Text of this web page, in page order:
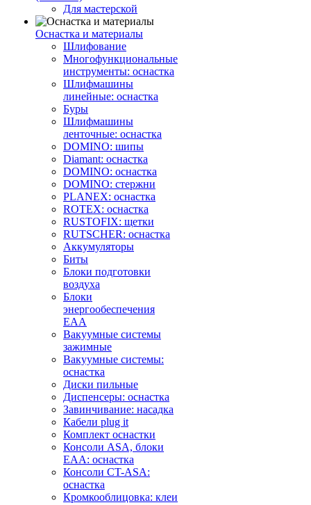
Для мастерской
Оснастка и материалы
Шлифование
Многофункциональные
инструменты: оснастка
Шлифмашины
линейные: оснастка
Буры
Шлифмашины
ленточные: оснастка
DOMINO: шипы
Diamant: оснастка
DOMINO: оснастка
DOMINO: стержни
PLANEX: оснастка
ROTEX: оснастка
RUSTOFIX: щетки
RUTSCHER: оснастка
Аккумуляторы
Биты
Блоки подготовки
воздуха
Блоки
энергообеспечения
EAA
Вакуумные системы
зажимные
Вакуумные системы:
оснастка
Диски пильные
Диспенсеры: оснастка
Завинчивание: насадка
Кабели plug it
Комплект оснастки
Консоли ASA, блоки
EAA: оснастка
Консоли CT-ASA:
оснастка
Кромкооблицовка: клеи